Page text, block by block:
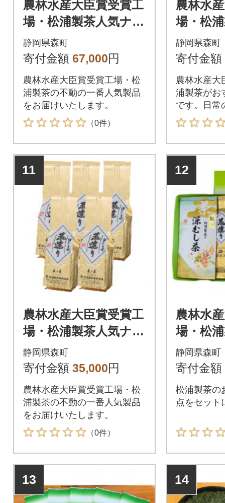
農林水産大臣賞受賞工
場・松浦製茶人気ナン
バー1 荒造り2kg(20
0g×10袋)【森町SF】
静岡県森町
寄付金額 67,000円
農林水産大臣賞受賞工場・松
浦製茶の不動の一番人気製品
をお届けいたします。
（0件）
農林水
場・松
町SF】
静岡県森町
寄付金額
農林水産大
浦製茶がお
です。日常
ムに是非!
11
農林水産大臣賞受賞工
場・松浦製茶人気ナン
バー1 荒造り1kg(20
0g×5袋)【森町SF】
静岡県森町
寄付金額 35,000円
農林水産大臣賞受賞工場・松
浦製茶の不動の一番人気製品
をお届けいたします。
（0件）
12
農林水
場・松
し茶3点
SF】
静岡県森町
寄付金額
松浦製茶の
点をセット
13 14